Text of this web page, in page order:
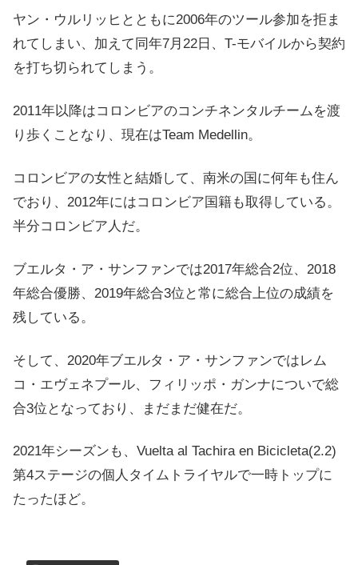
ヤン・ウルリッヒとともに2006年のツール参加を拒ま
れてしまい、加えて同年7月22日、T-モバイルから契約
を打ち切られてしまう。
2011年以降はコロンビアのコンチネンタルチームを渡
り歩くことなり、現在はTeam Medellin。
コロンビアの女性と結婚して、南米の国に何年も住ん
でおり、2012年にはコロンビア国籍も取得している。
半分コロンビア人だ。
ブエルタ・ア・サンファンでは2017年総合2位、2018
年総合優勝、2019年総合3位と常に総合上位の成績を
残している。
そして、2020年ブエルタ・ア・サンファンではレム
コ・エヴェネプール、フィリッポ・ガンナについで総
合3位となっており、まだまだ健在だ。
2021年シーズンも、Vuelta al Tachira en Bicicleta(2.2)
第4ステージの個人タイムトライヤルで一時トップに
たったほど。